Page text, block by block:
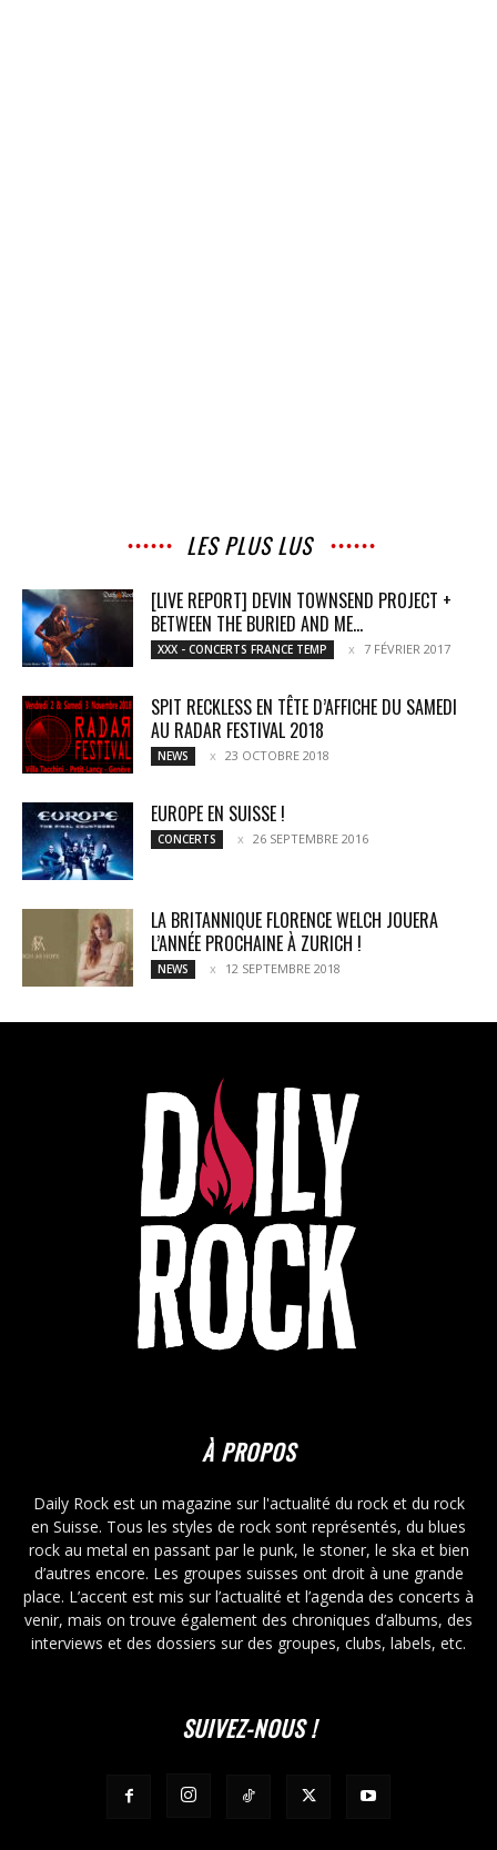
LES PLUS LUS
[LIVE REPORT] DEVIN TOWNSEND PROJECT +
BETWEEN THE BURIED AND ME...
XXX - CONCERTS FRANCE TEMP 7 FÉVRIER 2017
SPIT RECKLESS EN TÊTE D’AFFICHE DU SAMEDI
AU RADAR FESTIVAL 2018
NEWS 23 OCTOBRE 2018
EUROPE EN SUISSE !
CONCERTS 26 SEPTEMBRE 2016
LA BRITANNIQUE FLORENCE WELCH JOUERA
L’ANNÉE PROCHAINE À ZURICH !
NEWS 12 SEPTEMBRE 2018
À PROPOS
Daily Rock est un magazine sur l'actualité du rock et du rock
en Suisse. Tous les styles de rock sont représentés, du blues
rock au metal en passant par le punk, le stoner, le ska et bien
d’autres encore. Les groupes suisses ont droit à une grande
place. L’accent est mis sur l’actualité et l’agenda des concerts à
venir, mais on trouve également des chroniques d’albums, des
interviews et des dossiers sur des groupes, clubs, labels, etc.
SUIVEZ-NOUS !